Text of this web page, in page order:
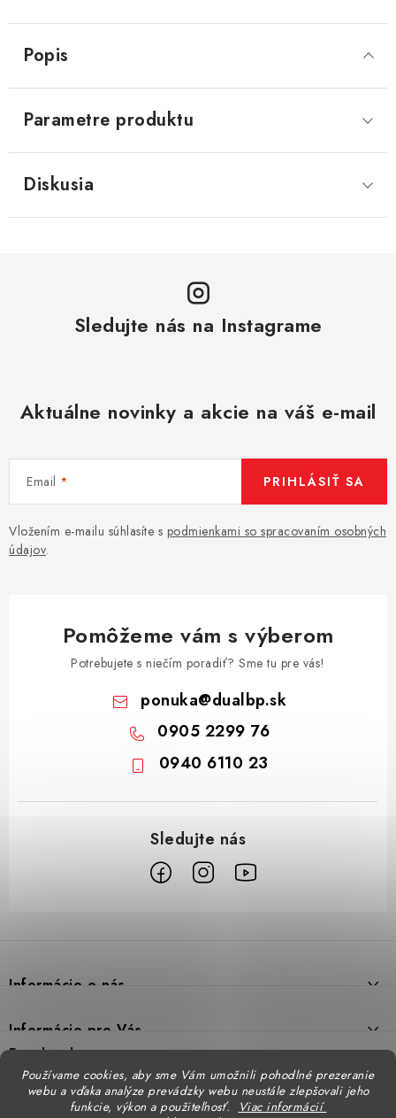
Používame cookies, aby sme Vám umožnili pohodlné prezeranie
webu a vďaka analýze prevádzky webu neustále zlepšovali jeho
funkcie, výkon a použiteľnosť.
Viac informácií
Popis
Parametre produktu
Diskusia
Sledujte nás na Instagrame
Aktuálne novinky a akcie na váš e-mail
Email
Vložením e-mailu súhlasíte s podmienkami so spracovaním osobných
údajov.
PRIHLÁSIŤ SA
Pomôžeme vám s výberom
Potrebujete s niečím poradiť? Sme tu pre vás!
ponuka@dualbp.sk
0905 2299 76
0940 6110 23
p
i
Informácie o nás
Prečo DUAL BP
Predajne
Doprava
Informácie pre Vás
Formulár na výmenu tovaru
Facebook
Katalógy